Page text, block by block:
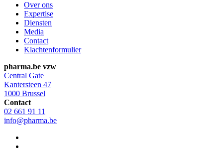
Over ons
Expertise
Diensten
Media
Contact
Klachtenformulier
pharma.be vzw
Central Gate
Kantersteen 47
1000 Brussel
Contact
02 661 91 11
info@pharma.be